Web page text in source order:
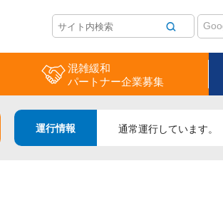
混雑緩和
パートナー企業募集
運行情報 通常運行しています。